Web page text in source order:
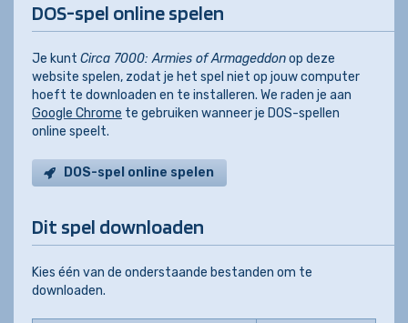
DOS-spel online spelen
Je kunt Circa 7000: Armies of Armageddonop deze
website spelen, zodat je het spel niet op jouw computer
hoeft te downloaden en te installeren. We raden je aan
Google Chrome te gebruiken wanneer je DOS-spellen
online speelt.
DOS-spel online spelen
Dit spel downloaden
Kies één van de onderstaande bestanden om te
downloaden.